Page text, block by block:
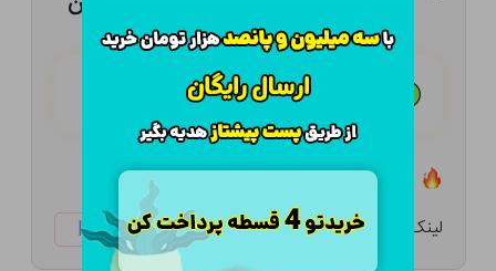
هـر قسط با تــرب‌پــی:
تعداد ۰ عدد در انبار موجود است
لینک کوتاه: ketabtala.com/sbp-11770